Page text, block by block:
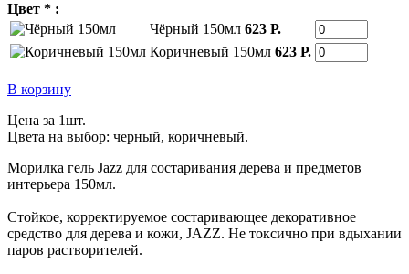
Цвет * :
Чёрный 150мл 623 Р.
Коричневый 150мл 623 Р.
В корзину
Цена за 1шт.
Цвета на выбор: черный, коричневый.
Морилка гель Jazz для состаривания дерева и предметов
интерьера 150мл.
Стойкое, корректируемое состаривающее декоративное
средство для дерева и кожи, JAZZ. Не токсично при вдыхании
паров растворителей.